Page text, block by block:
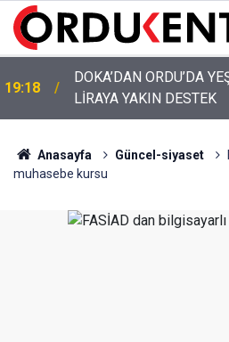
12:46
YENİ PARTİ’NİN
KADROSU AÇIKLANDI
Anasayfa Güncel-siyaset
muhasebe kursu